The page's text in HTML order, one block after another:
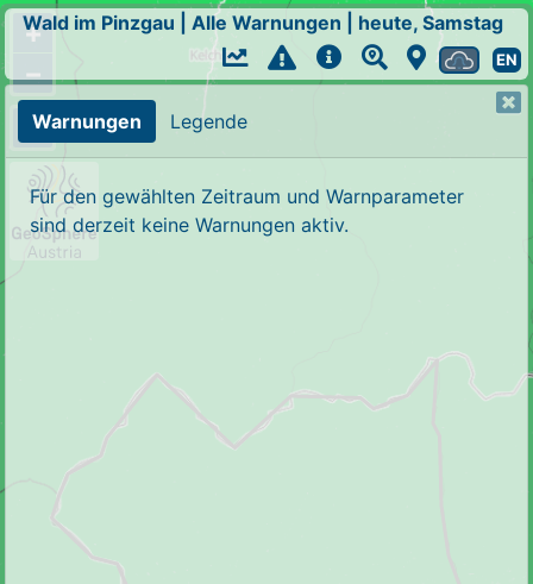
+
−
Wald im Pinzgau Alle Warnungen heute, Samstag
EN
Warnungen Legende
Für den gewählten Zeitraum und Warnparameter
sind derzeit keine Warnungen aktiv.